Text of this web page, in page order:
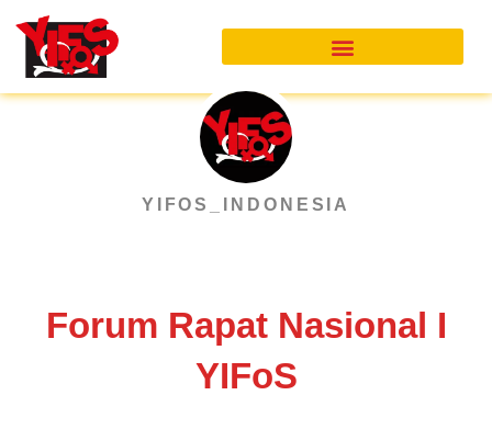
content
YIFOS_INDONESIA
Forum Rapat Nasional I
YIFoS